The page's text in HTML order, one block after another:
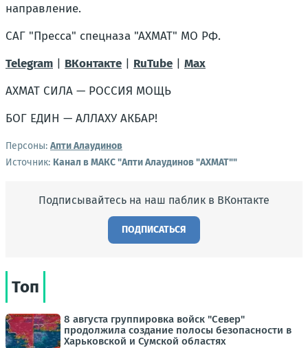
направление.
САГ "Пресса" спецназа "АХМАТ" МО РФ.
Telegram
ВКонтакте RuTube
Мах
АХМАТ СИЛА — РОССИЯ МОЩЬ
БОГ ЕДИН — АЛЛАХУ АКБАР!
Персоны: Апти Алаудинов
Источник: Канал в МАКС "Апти Алаудинов "АХМАТ""
Подписывайтесь на наш паблик в ВКонтакте
ПОДПИСАТЬСЯ
Топ
8 августа группировка войск "Север"
продолжила создание полосы безопасности в
Харьковской и Сумской областях